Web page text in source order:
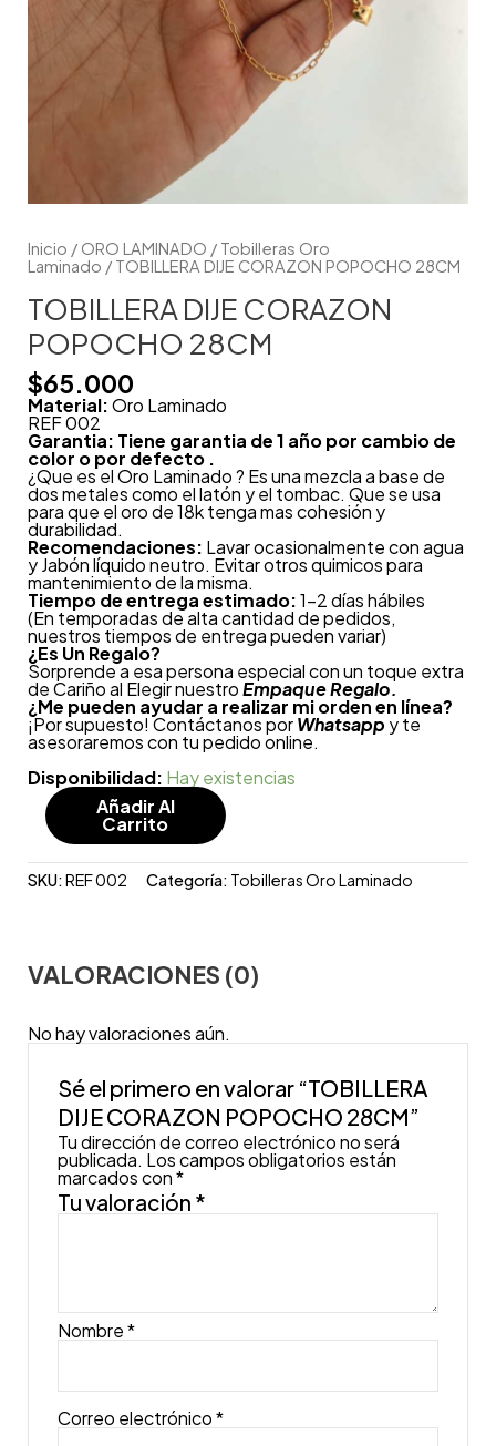
Inicio / ORO LAMINADO / Tobilleras Oro
Laminado / TOBILLERA DIJE CORAZON POPOCHO 28CM
TOBILLERA DIJE CORAZON
POPOCHO 28CM
$65.000
Material:Oro Laminado
REF 002
Garantia: Tiene garantia de 1 año por cambio de
color o por defecto .
¿Que es el Oro Laminado ? Es una mezcla a base de
dos metales como el latón y el tombac. Que se usa
para que el oro de 18k tenga mas cohesión y
durabilidad.
Recomendaciones: Lavar ocasionalmente con agua
y Jabón líquido neutro. Evitar otros quimicos para
mantenimiento de la misma.
Tiempo de entrega estimado:1-2 días hábiles
(En temporadas de alta cantidad de pedidos,
nuestros tiempos de entrega pueden variar)
¿Es Un Regalo?
Sorprende a esa persona especial con un toque extra
de Cariño al Elegir nuestroEmpaque Regalo.
¿Me pueden ayudar a realizar mi orden en línea?
¡Por supuesto! Contáctanos porWhatsapp y te
asesoraremos con tu pedido online.
Disponibilidad: Hay existencias
Añadir Al
Carrito
SKU:REF 002 Categoría: Tobilleras Oro Laminado
VALORACIONES (0)
No hay valoraciones aún.
Sé el primero en valorar “TOBILLERA
DIJE CORAZON POPOCHO 28CM”
Tu dirección de correo electrónico no será
publicada. Los campos obligatorios están
marcados con*
Tu valoración *
Nombre*
Correo electrónico*